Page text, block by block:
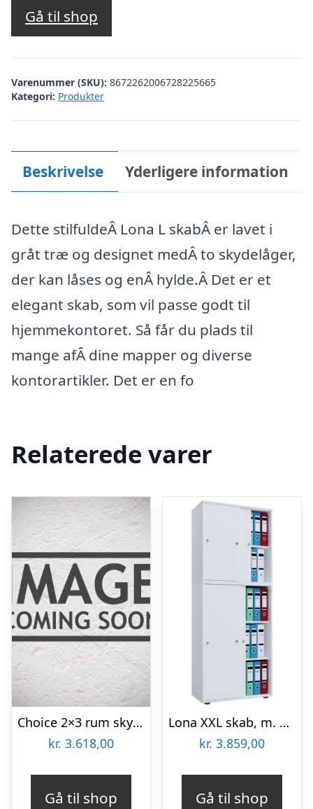
Gå til shop
Varenummer (SKU): 8672262006728225665
Kategori: Produkter
Beskrivelse Yderligere information
Dette stilfuldeÂ Lona L skabÂ er lavet i
gråt træ og designet medÂ to skydelåger,
der kan låses og enÂ hylde.Â Det er et
elegant skab, som vil passe godt til
hjemmekontoret. Så får du plads til
mange afÂ dine mapper og diverse
kontorartikler. Det er en fo
Relaterede varer
Choice 2×3 rum skydedørsskab – 160 cm bred
kr. 3.618,00
Gå til shop
Lona XXL skab, m. 4 skydelåger og 3 hylder – hvid træ
kr. 3.859,00
Gå til shop